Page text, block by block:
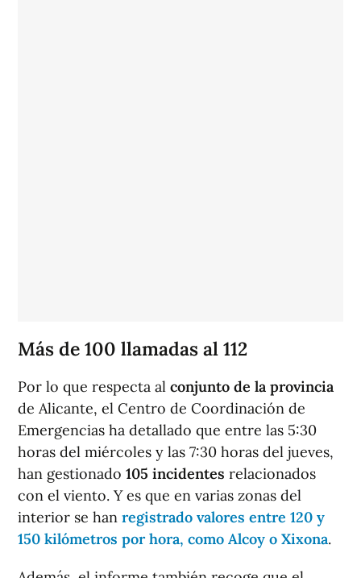
Más de 100 llamadas al 112
Por lo que respecta al conjunto de la provincia
de Alicante, el Centro de Coordinación de
Emergencias ha detallado que entre las 5:30
horas del miércoles y las 7:30 horas del jueves,
han gestionado 105 incidentes relacionados
con el viento. Y es que en varias zonas del
interior se han registrado valores entre 120 y
150 kilómetros por hora, como Alcoy o Xixona.